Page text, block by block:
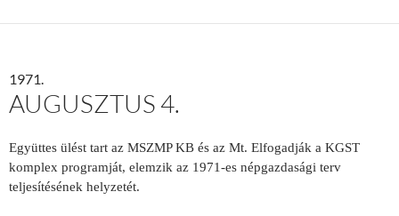
1971.
AUGUSZTUS 4.
Együttes ülést tart az MSZMP KB és az Mt. Elfogadják a KGST
komplex programját, elemzik az 1971-­es népgazdasági terv
teljesítésének helyzetét.